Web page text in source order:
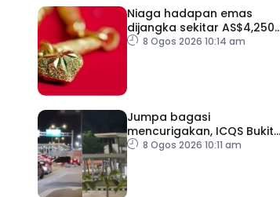
Niaga hadapan emas
dijangka sekitar AS$4,250
hingga AS$4,350 minggu
8 Ogos 2026 10:14 am
Jumpa bagasi
mencurigakan, ICQS Bukit
Kayu Hitam ditutup dua jam
8 Ogos 2026 10:11 am